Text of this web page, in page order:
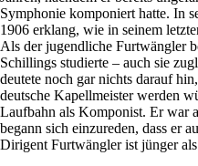
Symphonie komponiert hatte. In
1906 erklang, wie in seinem
Als der jugendliche Furtwängler
Schillings studierte – auch sie
deutete noch gar nichts darauf
deutsche Kapellmeister werden
Laufbahn als Komponist. Er war
begann sich einzureden, dass er
Dirigent Furtwängler ist jünger